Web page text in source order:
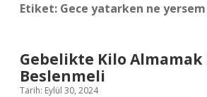
Etiket: Gece yatarken ne yersem
Gebelikte Kilo Almamak
Beslenmeli
Tarih: Eylül 30, 2024